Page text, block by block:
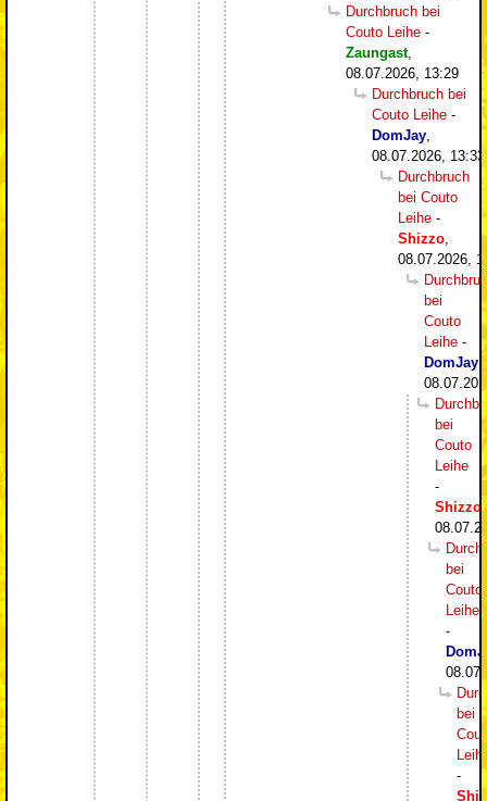
Durchbruch bei
Couto Leihe -
Zaungast,
08.07.2026, 13:29
Durchbruch bei
Couto Leihe -
DomJay
08.07.2026, 13:33
Durchbruch
bei Couto
Leihe -
Shizzo
08.07.2026,
bei
Couto
Leihe -
DomJay
bei
Couto
Leihe
-
Shizzo ,
bei
Couto
Leihe
-
bei
-